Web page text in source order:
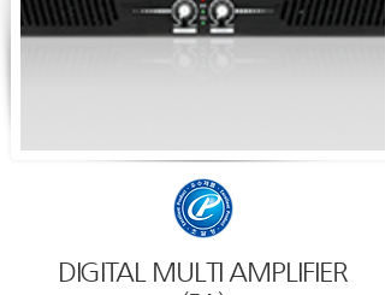
DIGITAL MULTI AMPLIFIER